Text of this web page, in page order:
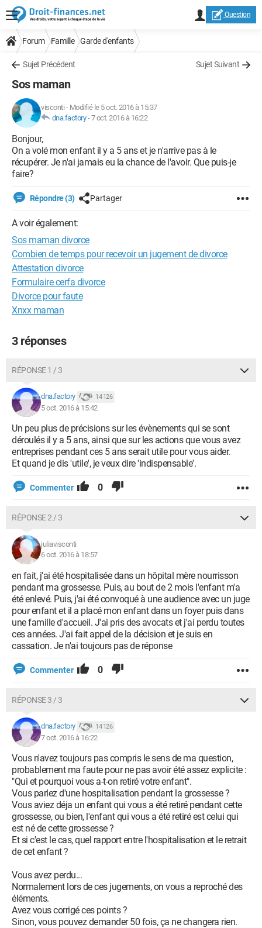
Question
Forum Famille Garde d'enfants
Sujet Précédent Sujet Suivant
Sos maman
visconti - Modifié le 5 oct. 2016 à 15:37
dna.factory-7 oct. 2016 à 16:22
Bonjour,
On a volé mon enfant il y a 5 ans et je n'arrive pas à le
récupérer. Je n'ai jamais eu la chance de l'avoir. Que puis-je
faire?
Répondre (3) Partager
A voir également:
Sos maman divorce
Combien de temps pour recevoir un jugement de divorce
Attestation divorce
Formulaire cerfa divorce
Divorce pour faute
Xnxx maman
3 réponses
RÉPONSE 1 / 3
dna.factory 14 126
5 oct. 2016 à 15:42
Un peu plus de précisions sur les évènements qui se sont
déroulés il y a 5 ans, ainsi que sur les actions que vous avez
entreprises pendant ces 5 ans serait utile pour vous aider.
Et quand je dis 'utile', je veux dire 'indispensable'.
Commenter 0
RÉPONSE 2 / 3
juliavisconti
6 oct. 2016 à 18:57
en fait, j'ai été hospitalisée dans un hôpital mère nourrisson
pendant ma grossesse. Puis, au bout de 2 mois l'enfant m'a
été enlevé. Puis, j'ai été convoqué à une audience avec un juge
pour enfant et il a placé mon enfant dans un foyer puis dans
une famille d'accueil. J'ai pris des avocats et j'ai perdu toutes
ces années. J'ai fait appel de la décision et je suis en
cassation. Je n'ai toujours pas de réponse
Commenter 0
RÉPONSE 3 / 3
dna.factory 14 126
7 oct. 2016 à 16:22
Vous n'avez toujours pas compris le sens de ma question,
probablement ma faute pour ne pas avoir été assez explicite :
"Qui et pourquoi vous a-t-on retiré votre enfant".
Vous parlez d'une hospitalisation pendant la grossesse ?
Vous aviez déja un enfant qui vous a été retiré pendant cette
grossesse, ou bien, l'enfant qui vous a été retiré est celui qui
est né de cette grossesse ?
Et si c'est le cas, quel rapport entre l'hospitalisation et le retrait
de cet enfant ?
Vous avez perdu...
Normalement lors de ces jugements, on vous a reproché des
éléments.
Avez vous corrigé ces points ?
Sinon, vous pouvez demander 50 fois, ça ne changera rien.